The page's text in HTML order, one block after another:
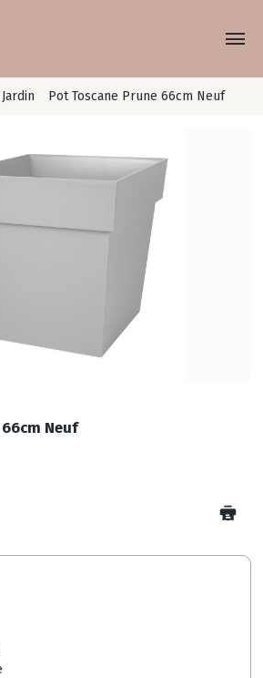
Explorer
Concept
Conseils
Pot Toscane Prune 66cm Neuf
Neuf